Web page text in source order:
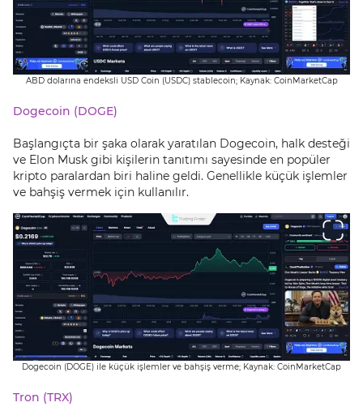
ABD dolarına endeksli USD Coin (USDC) stablecoin; Kaynak: CoinMarketCap
Dogecoin (DOGE)
Başlangıçta bir şaka olarak yaratılan Dogecoin, halk desteği
ve Elon Musk gibi kişilerin tanıtımı sayesinde en popüler
kripto paralardan biri haline geldi. Genellikle küçük işlemler
ve bahşiş vermek için kullanılır.
Dogecoin (DOGE) ile küçük işlemler ve bahşiş verme; Kaynak: CoinMarketCap
Tron (TRX)